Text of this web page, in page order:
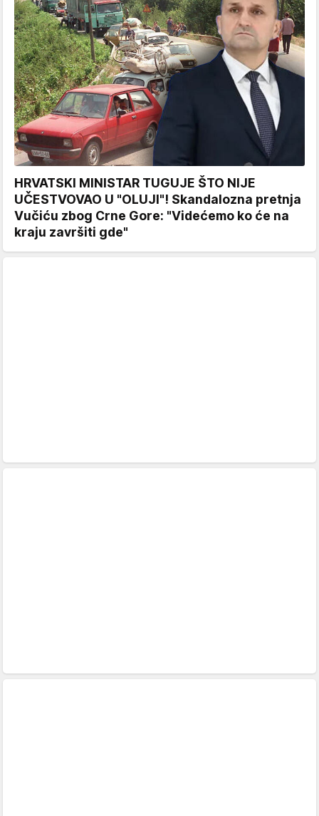
HRVATSKI MINISTAR TUGUJE ŠTO NIJE
UČESTVOVAO U "OLUJI"! Skandalozna pretnja
Vučiću zbog Crne Gore: "Videćemo ko će na
kraju završiti gde"